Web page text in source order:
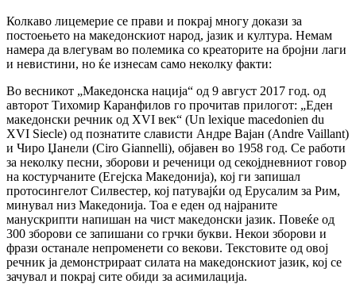
Колкаво лицемерие се прави и покрај многу докази за
постоењето на македонскиот народ, јазик и култура. Немам
намера да влегувам во полемика со креаторите на бројни лаги
и невистини, но ќе изнесам само неколку факти:
Во весникот „Македонска нација“ од 9 август 2017 год. од
авторот Тихомир Каранфилов го прочитав прилогот: „Еден
македонски речник од XVI век“ (Un lexique macedonien du
XVI Siecle) од познатите слависти Андре Вајан (Andre Vaillant)
и Чиро Џанели (Ciro Giannelli), објавен во 1958 год. Се работи
за неколку песни, зборови и реченици од секојдневниот говор
на костурчаните (Егејска Македонија), кој ги запишал
протосингелот Силвестер, кој патувајќи од Ерусалим за Рим,
минувал низ Македонија. Тоа е еден од најраните
манускрипти напишан на чист македонски јазик. Повеќе од
300 зборови се запишани со грчки букви. Некои зборови и
фрази останале непроменети со векови. Текстовите од овој
речник ја демонстрираат силата на македонскиот јазик, кој се
зачувал и покрај сите обиди за асимилација.